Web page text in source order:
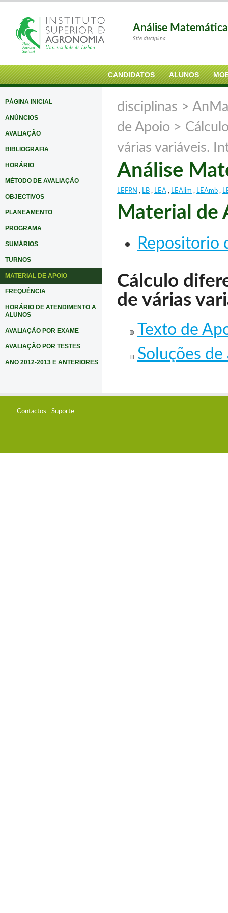
Análise
Site disciplina
CANDIDATOS ALUNOS
PÁGINA INICIAL
ANÚNCIOS
AVALIAÇÃO
BIBLIOGRAFIA
HORÁRIO
MÉTODO DE AVALIAÇÃO
OBJECTIVOS
PLANEAMENTO
PROGRAMA
SUMÁRIOS
TURNOS
MATERIAL DE APOIO
FREQUÊNCIA
HORÁRIO DE ATENDIMENTO A
ALUNOS
AVALIAÇÃO POR EXAME
AVALIAÇÃO POR TESTES
ANO 2012-2013 E ANTERIORES
disciplinas >
de Apoio >
várias variáveis.
Análise
LEFRN , LB , LEA , LEAlim , LEAmb ,
Material de
Repositorio
Cálculo
de várias
Texto de
Soluções
Contactos Suporte